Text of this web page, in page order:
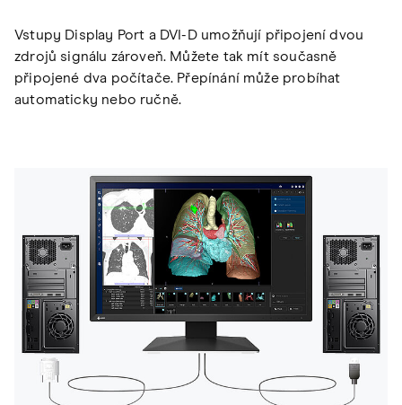
Vstupy Display Port a DVI-D umožňují připojení dvou
zdrojů signálu zároveň. Můžete tak mít současně
připojené dva počítače. Přepínání může probíhat
automaticky nebo ručně.